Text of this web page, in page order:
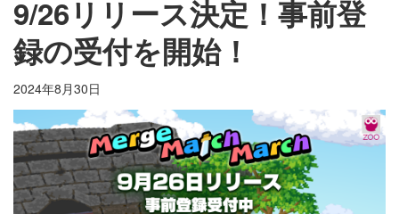
9/26リリース決定！事前登
録の受付を開始！
2024年8月30日